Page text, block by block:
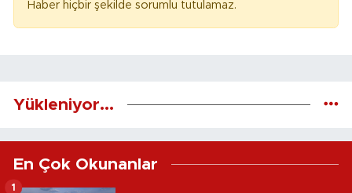
Haber hiçbir şekilde sorumlu tutulamaz.
Yükleniyor...
En Çok Okunanlar
1